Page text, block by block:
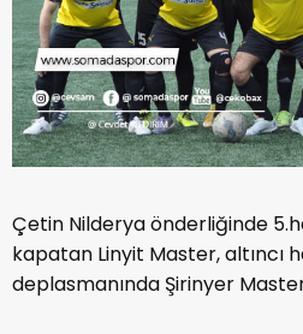
Çetin Nilderya önderliğinde
kapatan Linyit Master, altıncı
deplasmanında Şirinyer